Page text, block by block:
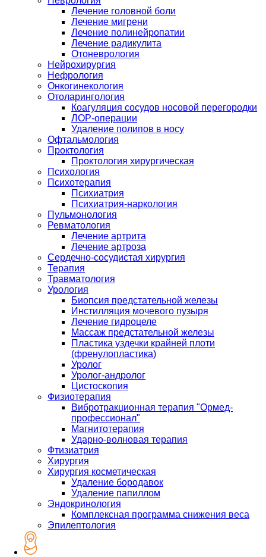
Лечение головной боли
Лечение мигрени
Лечение полинейропатии
Лечение радикулита
Отоневрология
Нейрохирургия
Нефрология
Онкогинекология
Отоларингология
Коагуляция сосудов носовой перегородки
ЛОР-операции
Удаление полипов в носу
Офтальмология
Проктология
Проктология хирургическая
Психология
Психотерапия
Психиатрия
Психиатрия-наркология
Пульмонология
Ревматология
Лечение артрита
Лечение артроза
Сердечно-сосудистая хирургия
Терапия
Травматология
Урология
Биопсия предстательной железы
Инстилляция мочевого пузыря
Лечение гидроцеле
Массаж предстательной железы
Пластика уздечки крайней плоти
(френулопластика)
Уролог
Уролог-андролог
Цистоскопия
Физиотерапия
Вибротракционная терапия "Ормед-
профессионал"
Магнитотерапия
Ударно-волновая терапия
Фтизиатрия
Хирургия
Хирургия косметическая
Удаление бородавок
Удаление папиллом
Эндокринология
Комплексная программа снижения веса
Эпилептология